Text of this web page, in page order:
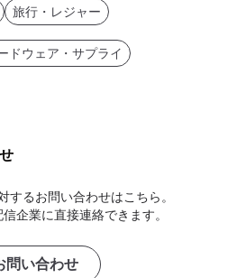
旅行・レジャー
ドウェア・サプライ
するお問い合わせはこちら。
企業に直接連絡できます。
問い合わせ